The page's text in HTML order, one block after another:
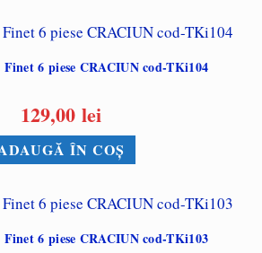
6 piese CRACIUN cod-TKi104
129,00 lei
ÎN COȘ
6 piese CRACIUN cod-TKi103